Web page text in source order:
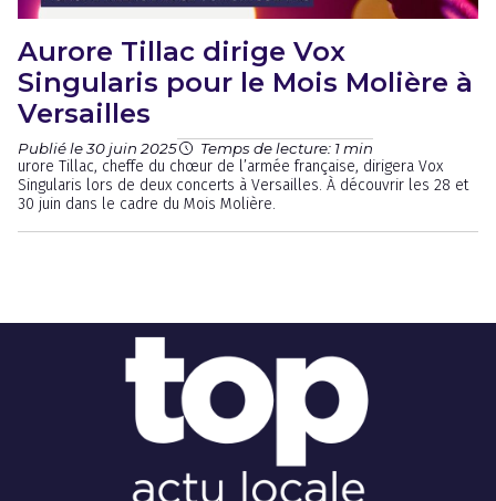
Aurore Tillac dirige Vox
Singularis pour le Mois Molière à
Versailles
Publié le 30 juin 2025 Temps de lecture: 1 min
urore Tillac, cheffe du chœur de l’armée française, dirigera Vox
Singularis lors de deux concerts à Versailles. À découvrir les 28 et
30 juin dans le cadre du Mois Molière.